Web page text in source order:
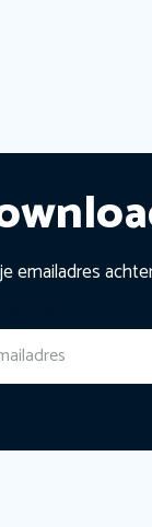
emailadres